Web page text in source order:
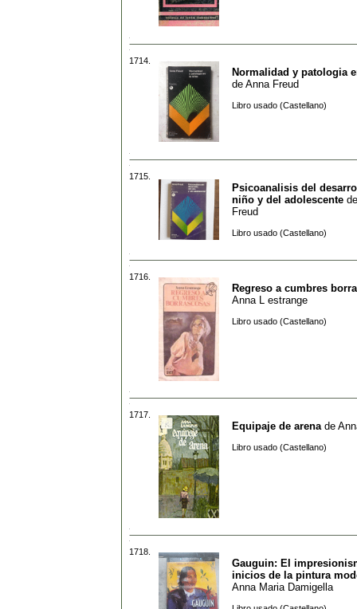
1714.
Normalidad y patologia
de Anna Freud
Libro usado (Castellano)
1715.
Psicoanalisis del
niño y del adolescente
Freud
Libro usado (Castellano)
1716.
Regreso a cumbres
Anna L estrange
Libro usado (Castellano)
1717.
Equipaje de arena de
Libro usado (Castellano)
1718.
Gauguin: El
inicios de la pintura
Anna Maria Damigella